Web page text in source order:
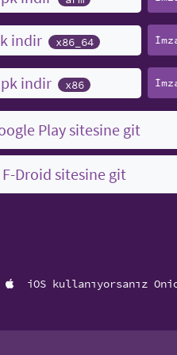
indir x86_64
indir x86
Play sitesine git
F-Droid sitesine git
iOS kullanıyorsanız